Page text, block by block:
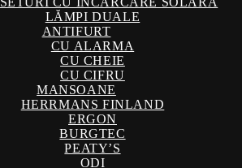
LĂMPI DUALE
ANTIFURT
CU ALARMA
CU CHEIE
CU CIFRU
MANSOANE
HERRMANS FINLAND
ERGON
BURGTEC
PEATY’S
ODI